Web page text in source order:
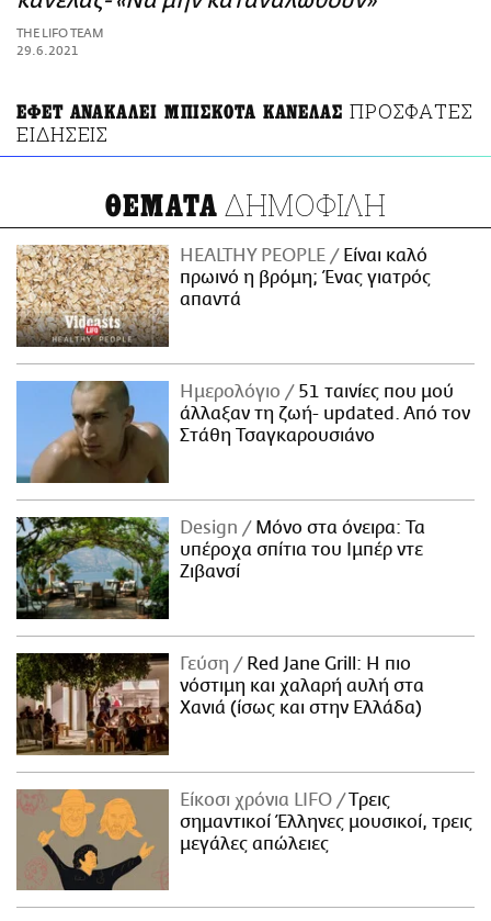
ΑΜΠΑ
PRINT
THE LIFO TEAM
29.6.2021
ΕΦΕΤ ΑΝΑΚΑΛΕΙ ΜΠΙΣΚΟΤΑ ΚΑΝΕΛΑΣ ΠΡΟΣΦΑΤΕΣ
ΕΙΔΗΣΕΙΣ
ΘΕΜΑΤΑ ΔΗΜΟΦΙΛΗ
HEALTHY PEOPLE
Είναι καλό
πρωινό η βρόμη; Ένας γιατρός
απαντά
Ημερολόγιο
51 ταινίες που μού
άλλαξαν τη ζωή- updated. Aπό τον
Στάθη Τσαγκαρουσιάνο
Design
Μόνο στα όνειρα: Τα
υπέροχα σπίτια του Ιμπέρ ντε
Ζιβανσί
Γεύση
Red Jane Grill: Η πιο
νόστιμη και χαλαρή αυλή στα
Χανιά (ίσως και στην Ελλάδα)
Είκοσι χρόνια LIFO
Tρεις
σημαντικοί Έλληνες μουσικοί, τρεις
μεγάλες απώλειες